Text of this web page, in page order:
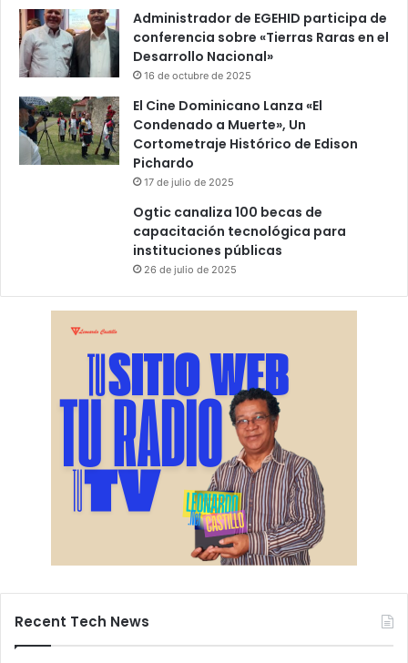
Administrador de EGEHID participa de
conferencia sobre «Tierras Raras en el
Desarrollo Nacional»
16 de octubre de 2025
El Cine Dominicano Lanza «El
Condenado a Muerte», Un
Cortometraje Histórico de Edison
Pichardo
17 de julio de 2025
Ogtic canaliza 100 becas de
capacitación tecnológica para
instituciones públicas
26 de julio de 2025
Recent Tech News